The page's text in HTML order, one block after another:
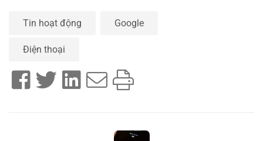
Tin hoạt động Google
Điện thoại